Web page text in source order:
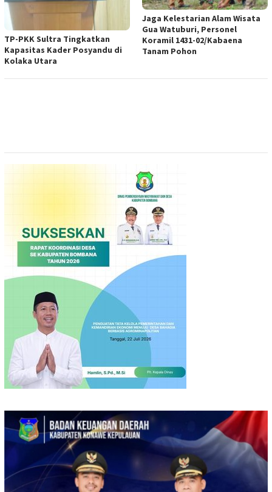
TP-PKK Sultra Tingkatkan
Kapasitas Kader Posyandu di
Kolaka Utara
Jaga Kelestarian Alam Wisata
Gua Watuburi, Personel
Koramil 1431-02/Kabaena
Tanam Pohon